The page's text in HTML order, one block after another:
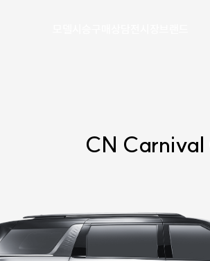
CN Carnival